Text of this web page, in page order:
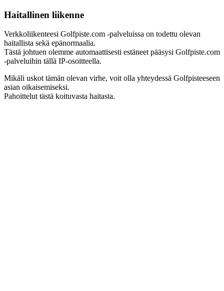
Haitallinen liikenne
Verkkoliikenteesi Golfpiste.com -palveluissa on todettu olevan
haitallista sekä epänormaalia.
Tästä johtuen olemme automaattisesti estäneet pääsysi Golfpiste.com
-palveluihin tällä IP-osoitteella.
Mikäli uskot tämän olevan virhe, voit olla yhteydessä Golfpisteeseen
asian oikaisemiseksi.
Pahoittelut tästä koituvasta haitasta.